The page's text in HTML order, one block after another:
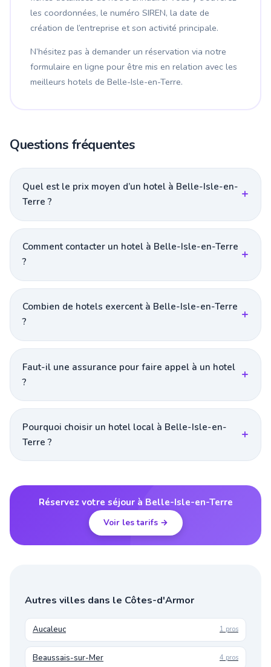
les coordonnées, le numéro SIREN, la date de
création de l’entreprise et son activité principale.
N’hésitez pas à demander un réservation via notre
formulaire en ligne pour être mis en relation avec les
meilleurs hotels de Belle-Isle-en-Terre.
Questions fréquentes
Quel est le prix moyen d’un hotel à Belle-Isle-en-
Terre ?
Comment contacter un hotel à Belle-Isle-en-Terre
?
Combien de hotels exercent à Belle-Isle-en-Terre
?
Faut-il une assurance pour faire appel à un hotel
?
Pourquoi choisir un hotel local à Belle-Isle-en-
Terre ?
Réservez votre séjour à Belle-Isle-en-Terre
Voir les tarifs →
Autres villes dans le Côtes-d'Armor
Aucaleuc 1 pros
Beaussais-sur-Mer 4 pros